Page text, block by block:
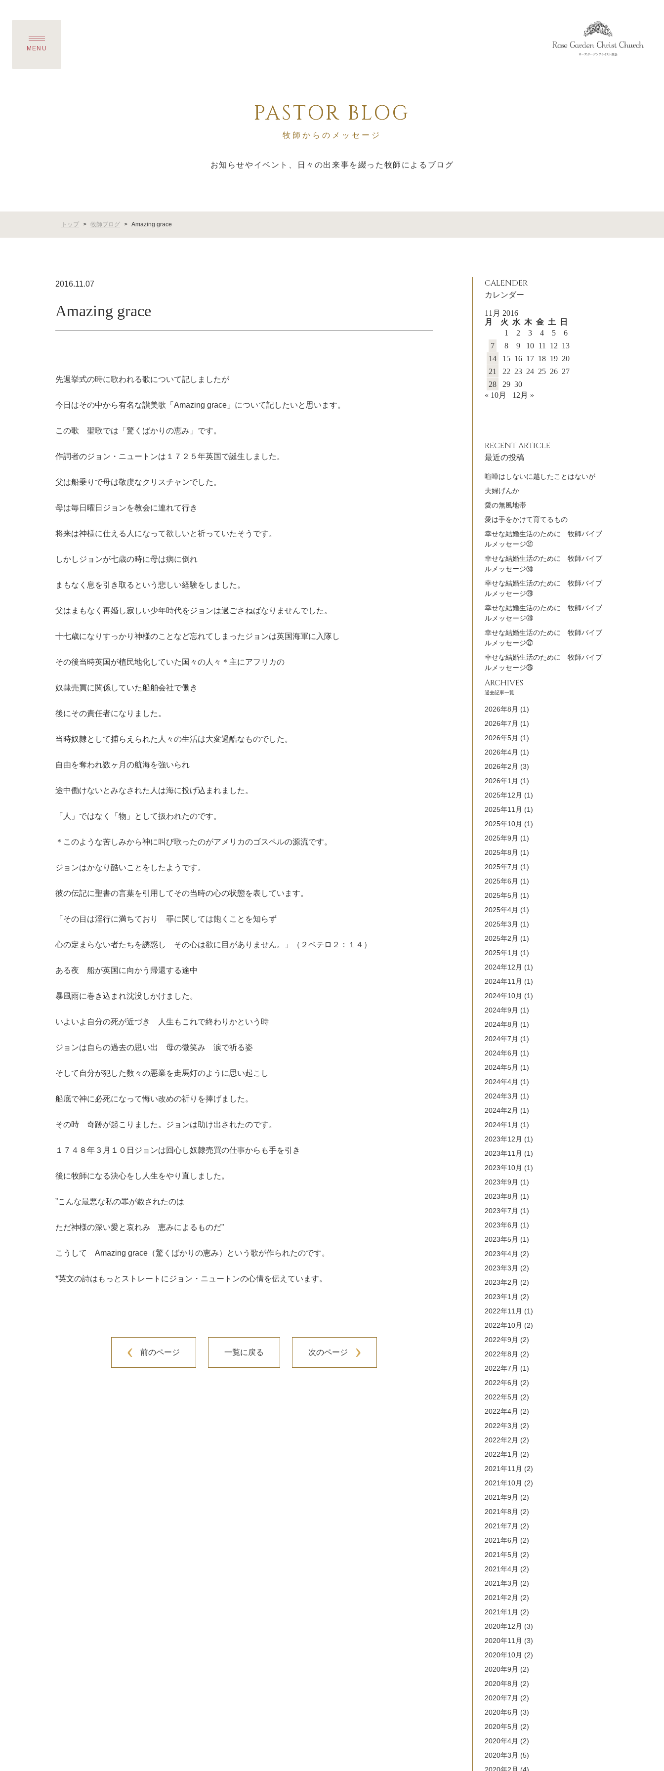
PASTOR BLOG
牧師からのメッセージ
トップ > 牧師ブログ > Amazing grace
2016.11.07
Amazing grace
先週挙式の時に歌われる歌について記しましたが
今日はその中から有名な讃美歌「Amazing grace」について記したいと思います。
この歌 聖歌では「驚くばかりの恵み」です。
作詞者のジョン・ニュートンは１７２５年英国で誕生しました。
父は船乗りで母は敬虔なクリスチャンでした。
母は毎日曜日ジョンを教会に連れて行き
将来は神様に仕える人になって欲しいと祈っていたそうです。
しかしジョンが七歳の時に母は病に倒れ
まもなく息を引き取るという悲しい経験をしました。
父はまもなく再婚し寂しい少年時代をジョンは過ごさねばなりませんでした。
十七歳になりすっかり神様のことなど忘れてしまったジョンは英国海軍に入隊し
その後当時英国が植民地化していた国々の人々＊主にアフリカの
奴隷売買に関係していた船舶会社で働き
後にその責任者になりました。
当時奴隷として捕らえられた人々の生活は大変過酷なものでした。
自由を奪われ数ヶ月の航海を強いられ
途中働けないとみなされた人は海に投げ込まれました。
「人」ではなく「物」として扱われたのです。
＊このような苦しみから神に叫び歌ったのがアメリカのゴスペルの源流です。
ジョンはかなり酷いことをしたようです。
彼の伝記に聖書の言葉を引用してその当時の心の状態を表しています。
「その目は淫行に満ちており 罪に関しては飽くことを知らず
心の定まらない者たちを誘惑し その心は欲に目がありません。」（２ペテロ２：１４）
ある夜 船が英国に向かう帰還する途中
暴風雨に巻き込まれ沈没しかけました。
いよいよ自分の死が近づき 人生もこれで終わりかという時
ジョンは自らの過去の思い出 母の微笑み 涙で祈る姿
そして自分が犯した数々の悪業を走馬灯のように思い起こし
船底で神に必死になって悔い改めの祈りを捧げました。
その時 奇跡が起こりました。ジョンは助け出されたのです。
１７４８年３月１０日ジョンは回心し奴隷売買の仕事からも手を引き
後に牧師になる決心をし人生をやり直しました。
”こんな最悪な私の罪が赦されたのは
ただ神様の深い愛と哀れみ 恵みによるものだ”
こうして Amazing grace（驚くばかりの恵み）という歌が作られたのです。
*英文の詩はもっとストレートにジョン・ニュートンの心情を伝えています。
前のページ 一覧に戻る 次のページ
CALENDER
カレンダー
11月 2016
月
火 水 木 金 土
日
1
2 3 4 5
6
7
8 9 10 11 12 13
14
15 16 17 18 19 20
21
22 23 24 25 26 27
28
29 30
« 10月
12月 »
RECENT ARTICLE
最近の投稿
喧嘩はしないに越したことはないが
夫婦げんか
愛の無風地帯
愛は手をかけて育てるもの
幸せな結婚生活のために 牧師バイブ
ルメッセージ㉛
幸せな結婚生活のために 牧師バイブ
ルメッセージ㉚
幸せな結婚生活のために 牧師バイブ
ルメッセージ㉙
幸せな結婚生活のために 牧師バイブ
ルメッセージ㉘
幸せな結婚生活のために 牧師バイブ
ルメッセージ㉗
幸せな結婚生活のために 牧師バイブ
ルメッセージ㉖
ARCHIVES
過去記事一覧
2026年8月 (1)
2026年7月 (1)
2026年5月 (1)
2026年4月 (1)
2026年2月 (3)
2026年1月 (1)
2025年12月 (1)
2025年11月 (1)
2025年10月 (1)
2025年9月 (1)
2025年8月 (1)
2025年7月 (1)
2025年6月 (1)
2025年5月 (1)
2025年4月 (1)
2025年3月 (1)
2025年2月 (1)
2025年1月 (1)
2024年12月 (1)
2024年11月 (1)
2024年10月 (1)
2024年9月 (1)
2024年8月 (1)
2024年7月 (1)
2024年6月 (1)
2024年5月 (1)
2024年4月 (1)
2024年3月 (1)
2024年2月 (1)
2024年1月 (1)
2023年12月 (1)
2023年11月 (1)
2023年10月 (1)
2023年9月 (1)
2023年8月 (1)
2023年7月 (1)
2023年6月 (1)
2023年5月 (1)
2023年4月 (2)
2023年3月 (2)
2023年2月 (2)
2023年1月 (2)
2022年11月 (1)
2022年10月 (2)
2022年9月 (2)
2022年8月 (2)
2022年7月 (1)
2022年6月 (2)
2022年5月 (2)
2022年4月 (2)
2022年3月 (2)
2022年2月 (2)
2022年1月 (2)
2021年11月 (2)
2021年10月 (2)
2021年9月 (2)
2021年8月 (2)
2021年7月 (2)
2021年6月 (2)
2021年5月 (2)
2021年4月 (2)
2021年3月 (2)
2021年2月 (2)
2021年1月 (2)
2020年12月 (3)
2020年11月 (3)
2020年10月 (2)
2020年9月 (2)
2020年8月 (2)
2020年7月 (2)
2020年6月 (3)
2020年5月 (2)
2020年4月 (2)
2020年3月 (5)